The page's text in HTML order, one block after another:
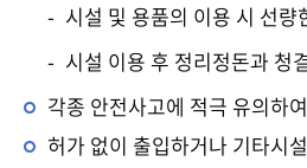
시설 및 용품의 이용 시 선
시설 이용 후 정리정돈과 청
각종 안전사고에 적극 유의하
허가 없이 출입하거나 기타시